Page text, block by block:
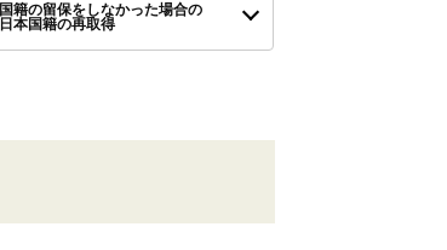
国籍の留保をしなかった場合の
日本国籍の再取得